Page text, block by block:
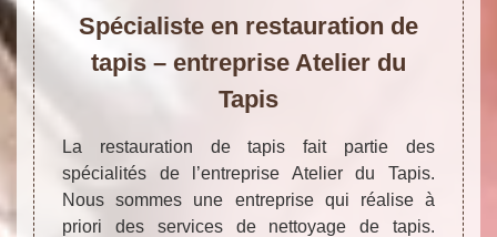
Spécialiste en restauration de
tapis – entreprise Atelier du
Tapis
La restauration de tapis fait partie des
spécialités de l’entreprise Atelier du Tapis.
Nous sommes une entreprise qui réalise à
priori des services de nettoyage de tapis.